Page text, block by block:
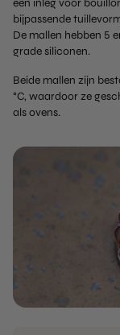
een inleg voor
bijpassende
De mallen hebben 5
grade siliconen.
Beide mallen zijn
°C, waardoor ze
als ovens.